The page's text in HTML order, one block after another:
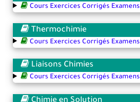
Cours Exercices Corrigés Examens
Thermochimie
Cours Exercices Corrigés Examens
Liaisons Chimies
Cours Exercices Corrigés Examens